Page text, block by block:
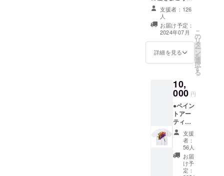
海外では
歌舞伎絵を
花で再現す
る「花歌舞
をはじめ、
ローマ教皇
やベトナム
共産党書記
長等、 VIP
に捧げる作
品も創作す
る。これら
オリジナルCD
※CDジャケット
に参加アーティ
スト全員のサイ
ン ●参加アー
メッセージカー
ド
支援者：126
人
お届け予定：
2024年07月
詳細を見る
こ
の
リ
タ
ー
ン
を
選
択
す
る
10,
000 円
●ペイン
トアー
ティス
ト さと
うたけ
しデザ
イン
「明日
という
支援
者：
56人
お届
け予
定：